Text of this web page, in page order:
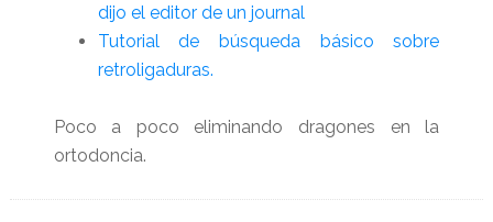
dijo el editor de un journal
Tutorial de búsqueda básico sobre
retroligaduras.
Poco a poco eliminando dragones en la
ortodoncia.